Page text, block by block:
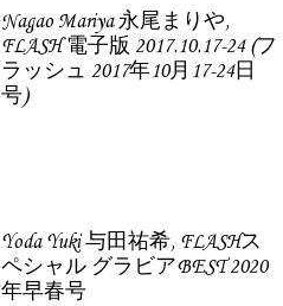
Nagao Mariya 永尾まりや,
FLASH 電子版 2017.10.17-24 (フ
ラッシュ 2017年10月17-24日
号)
Yoda Yuki 与田祐希, FLASHス
ペシャル グラビアBEST 2020
年早春号